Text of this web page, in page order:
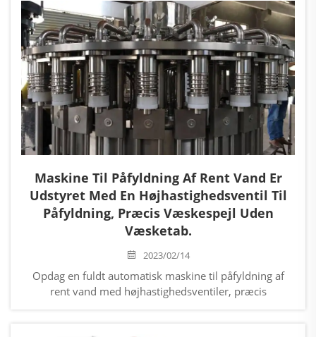
vand af høj kvalitet og i sikkerhed. Udforsk løsninger nu.
Maskine Til Påfyldning Af Rent Vand Er
Udstyret Med En Højhastighedsventil Til
Påfyldning, Præcis Væskespejl Uden
Væsketab.
2023/02/14
Opdag en fuldt automatisk maskine til påfyldning af
rent vand med højhastighedsventiler, præcis